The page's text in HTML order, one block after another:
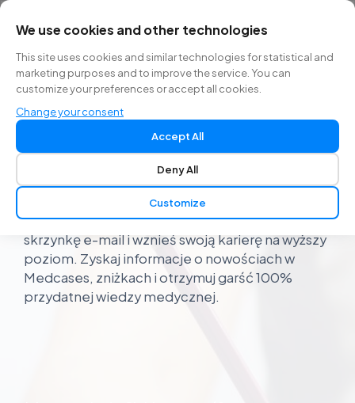
PL
Uzyskaj natychmiastowy
dostęp do naszej bazy
wiedzy!
Zapisz się do naszego Newslettera, zdobądź
naszą praktyczną wiedzę prosto na swoją
skrzynkę e-mail i wznieś swoją karierę na wyższy
poziom. Zyskaj informacje o nowościach w
Medcases, zniżkach i otrzymuj garść 100%
przydatnej wiedzy medycznej.
We use cookies and other technologies
This site uses cookies and similar technologies for statistical and
marketing purposes and to improve the service. You can
customize your preferences or accept all cookies.
Change your consent
Accept All
Deny All
Customize